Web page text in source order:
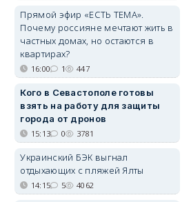
Прямой эфир «ЕСТЬ ТЕМА».
Почему россияне мечтают жить в
частных домах, но остаются в
квартирах?
16:00 1 447
Кого в Севастополе готовы
взять на работу для защиты
города от дронов
15:13 0 3781
Украинский БЭК выгнал
отдыхающих с пляжей Ялты
14:15 5 4062